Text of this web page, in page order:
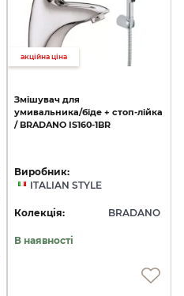
акційна ціна
Змішувач для
умивальника/біде + стоп-лійка
/ BRADANO IS160-1BR
Виробник:
ITALIAN STYLE
Колекція: BRADANO
В наявності